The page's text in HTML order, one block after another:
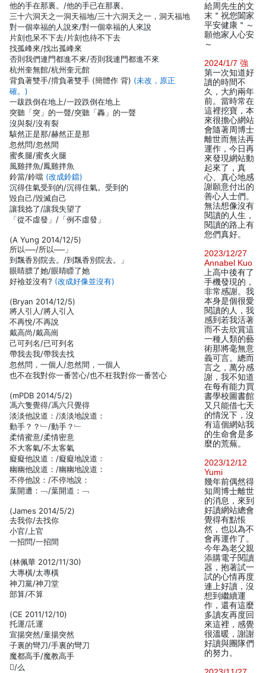
他的手在那裏。/他的手已在那裏。
三十六洞天之一洞天福地/三十六洞天之一，洞天福地
對一個幸福的人說來/對一個幸福的人來說
片刻也呆不下去/片刻也待不下去
找孤峰來/找出孤峰來
否則我們連門都進不來/否則我連門都進不來
杭州奎無館/杭州奎元館
背負著雙手/揹負著雙手 (簡體作 背) (未改，原正
確。)
一跋跌倒在地上/一跤跌倒在地上
突聽「突」的一聲/突聽「轟」的一聲
沒與裂/沒有裂
駭然正是那/赫然正是那
忽然問/忽然間
蜜炙腿/蜜炙火腿
風雞拌魚/鳳雞拌魚
鈴當/鈴噹 (改成鈴鐺)
沉得住氣受到的/沉得住氣。受到的
毀自己/毀滅自己
讓我捻了/讓我失望了
「從不虛發」/「例不虛發」
(A Yung 2014/12/5)
所以──/所以──」
到飄香別院去。/到飄香別院去。」
眼睛膘了她/眼睛瞟了她
好襝並沒有? (改成好像並沒有)
(Bryan 2014/12/5)
將人引人/將人引入
不再悅/不再說
戴高尚/戴高崗
己可列名/已可列名
帶我去我/帶我去找
忽然問，一個人/忽然間，一個人
也不在我對你一番苦心/也不枉我對你一番苦心
(mPDB 2014/5/2)
馮六隻覺得/馮六只覺得
淡淡他說道：/淡淡地說道：
動手？？﹂/動手？﹂
柔情蜜意/柔情密意
不大客氣/不太客氣
癡癡他說道：/癡癡地說道：
幽幽他說道：/幽幽地說道：
不停他說：/不停地說：
葉開遭：﹁/葉開道：﹁
(James 2014/5/2)
去我你/去找你
小官/上官
一招問/一招間
(林佩華 2012/11/30)
大專橫/太專橫
神刀黨/神刀堂
部算/不算
(CE 2011/12/10)
托運/託運
宣揚突然/童揚突然
子裏的彎刀/手裏的彎刀
魔都高手/魔教高手
/么
給周先生的文
末＂祝您闔家
平安健康＂～
願他家人心安
～
2024/1/7 強
第一次知道好
讀的時間不
久，大約兩年
前。當時常在
這裡挖寶，本
來很擔心網站
會隨著周博士
離世而無法再
運作，今日再
來發現網站動
起來了，真
心、真心地感
謝願意付出的
善心人士們。
無法想像沒有
閱讀的人生，
閱讀的路上有
您們真好。
2023/12/27
Annabel Kuo
上高中後有了
手機發現的，
非常感謝。我
本身是個很愛
閱讀的人，我
感到若我活著
而不去欣賞這
一種人類的藝
術那將毫無意
義可言。總而
言之，萬分感
謝，我不知道
在每有能力買
書學校圖書館
又只能借七天
的情況下，沒
有這個網站我
的生命會是多
麼的荒蕪。
2023/12/12
Yumi
幾年前偶然得
知周博士離世
的消息，來到
好讀網站總會
覺得有點悵
然，也以為不
會再運作了。
今年為老父親
添購電子閱讀
器，抱著試一
試的心情再度
連上好讀，沒
想到繼續運
作，還有這麼
多讀友再度回
來這裡，感覺
很溫暖，謝謝
好讀與團隊們
的努力。